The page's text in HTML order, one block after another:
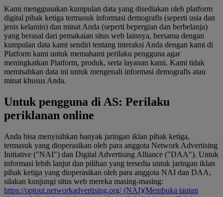
Kami menggunakan kumpulan data yang disediakan oleh platform
digital pihak ketiga termasuk informasi demografis (seperti usia dan
jenis kelamin) dan minat Anda (seperti bepergian dan berbelanja)
yang berasal dari pemakaian situs web lainnya, bersama dengan
kumpulan data kami sendiri tentang interaksi Anda dengan kami di
Platform kami untuk memahami perilaku pengguna agar
meningkatkan Platform, produk, serta layanan kami. Kami tidak
memisahkan data ini untuk mengenali informasi demografis atau
minat khusus Anda.
Untuk pengguna di AS: Perilaku
periklanan online
Anda bisa menyisihkan banyak jaringan iklan pihak ketiga,
termasuk yang dioperasikan oleh para anggota Network Advertising
Initiative ("NAI") dan Digital Advertising Alliance ("DAA"). Untuk
informasi lebih lanjut dan pilihan yang tersedia untuk jaringan iklan
pihak ketiga yang dioperasikan oleh para anggota NAI dan DAA,
silakan kunjungi situs web mereka masing-masing:
https://optout.networkadvertising.org/ (NAI)(Membuka tautan